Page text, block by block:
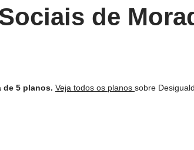
de
de 5 planos. Veja todos os planos sobre